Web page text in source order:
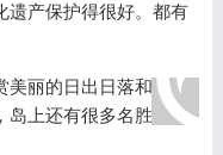
遗产保护得很好。都有
丽的日出日落和得天
岛上还有很多名胜值得